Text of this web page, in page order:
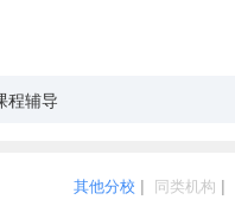
程辅导
其他分校 | 同类机构 |